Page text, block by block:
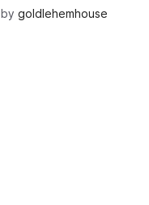
by goldlehemhouse